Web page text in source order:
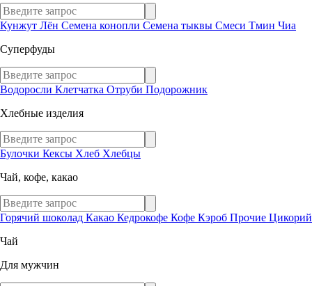
Кунжут Лён Семена конопли Семена тыквы Смеси Тмин Чиа
Суперфуды
Водоросли Клетчатка Отруби Подорожник
Хлебные изделия
Булочки Кексы Хлеб Хлебцы
Чай, кофе, какао
Горячий шоколад Какао Кедрокофе Кофе Кэроб Прочие Цикорий
Чай
Для мужчин